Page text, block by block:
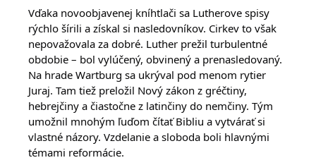
Vďaka novoobjavenej kníhtlači sa Lutherove spisy
rýchlo šírili a získal si nasledovníkov. Cirkev to však
nepovažovala za dobré. Luther prežil turbulentné
obdobie – bol vylúčený, obvinený a prenasledovaný.
Na hrade Wartburg sa ukrýval pod menom rytier
Juraj. Tam tiež preložil Nový zákon z gréčtiny,
hebrejčiny a čiastočne z latinčiny do nemčiny. Tým
umožnil mnohým ľuďom čítať Bibliu a vytvárať si
vlastné názory. Vzdelanie a sloboda boli hlavnými
témami reformácie.